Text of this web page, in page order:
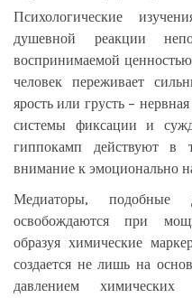
Психологические
душевной реакции
воспринимаемой
человек переживает
ярость или грусть –
системы фиксации и
гиппокамп действуют в
внимание к эмоционально
Медиаторы, подобные
освобождаются при
образуя химические
создается не лишь на
давлением